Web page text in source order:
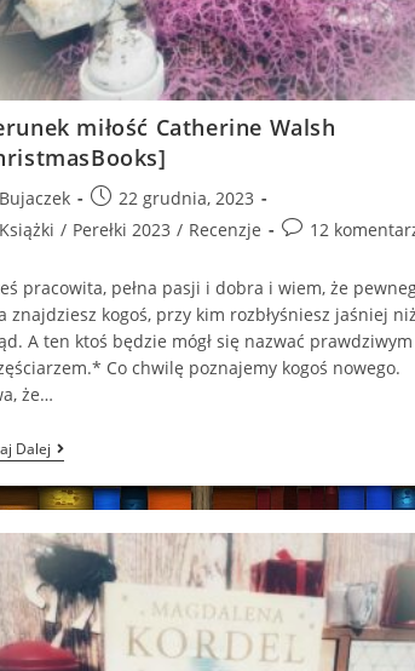
miłość Catherine Walsh
Bujaczek
Post
published:
22 grudnia, 2023
Książki / Perełki 2023 / Recenzje
Post12
pracowita, pełna pasji i dobra i wiem, że
znajdziesz kogoś, przy kim rozbłyśniesz jaśniej
A ten ktoś będzie mógł się nazwać prawdziwym
Co chwilę poznajemy kogoś nowego.
że…
Dalej Kierunek
Miłość
Catherine
Walsh